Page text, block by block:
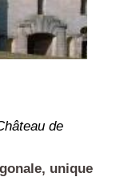
de
unique